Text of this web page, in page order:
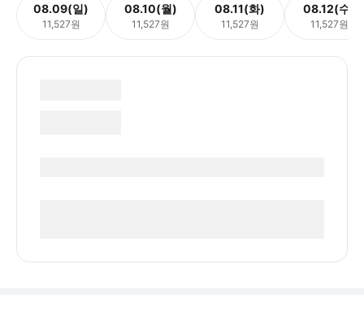
08.09(일)
11,527원
08.10(월)
11,527원
08.11(화)
11,527원
08.12(수)
11,527원